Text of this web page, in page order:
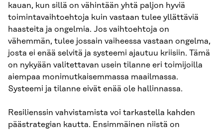
kauan, kun sillä on vähintään yhtä paljon hyviä
toimintavaihtoehtoja kuin vastaan tulee yllättäviä
haasteita ja ongelmia. Jos vaihtoehtoja on
vähemmän, tulee jossain vaiheessa vastaan ongelma,
josta ei enää selvitä ja systeemi ajautuu kriisiin. Tämä
on nykyään valitettavan usein tilanne eri toimijoilla
aiempaa monimutkaisemmassa maailmassa.
Systeemi ja tilanne eivät enää ole hallinnassa.
Resilienssin vahvistamista voi tarkastella kahden
päästrategian kautta. Ensimmäinen niistä on